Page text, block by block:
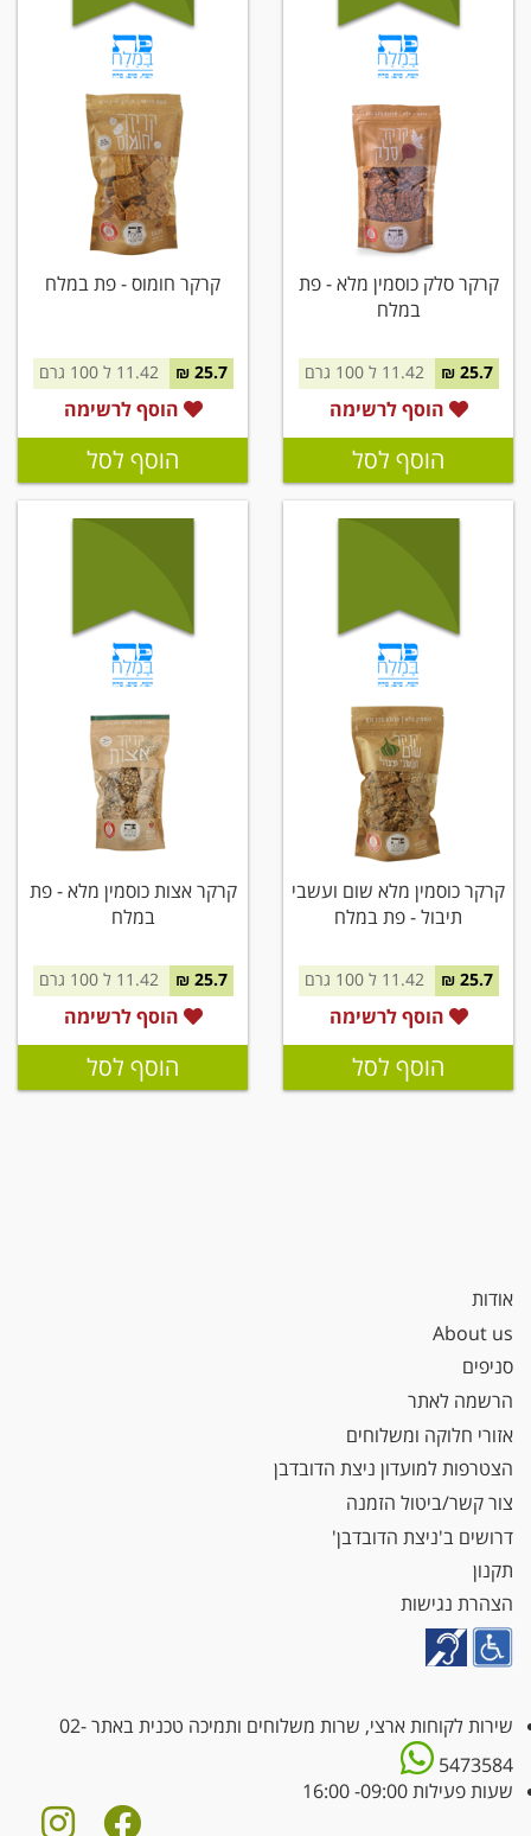
קרקר סלק כוסמין מלא - פת
במלח
25.7 ₪
הוסף לרשימה
הוסף לסל
קרקר חומוס - פת במלח
25.7 ₪
הוסף לרשימה
הוסף לסל
קרקר כוסמין מלא שום ועשבי
תיבול - פת במלח
25.7 ₪ 11.42 ל 100 גרם
הוסף לרשימה
הוסף לסל
קרקר אצות כוסמין מלא - פת
במלח
25.7 ₪ 11.42 ל 100 גרם
הוסף לרשימה
הוסף לסל
אודות
About us
סניפים
הרשמה לאתר
אזורי חלוקה ומשלוחים
הצטרפות למועדון ניצת הדובדבן
צור קשר/ביטול הזמנה
דרושים ב'ניצת הדובדבן'
תקנון
הצהרת נגישות
שירות לקוחות ארצי, שרות משלוחים ותמיכה טכנית באתר02-
5473584
שעות פעילות 09:00- 16:00